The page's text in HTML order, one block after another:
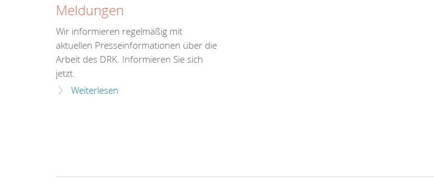
Meldungen
Wir informieren regelmäßig mit
aktuellen Presseinformationen über die
Arbeit des DRK. Informieren Sie sich
jetzt.
Weiterlesen